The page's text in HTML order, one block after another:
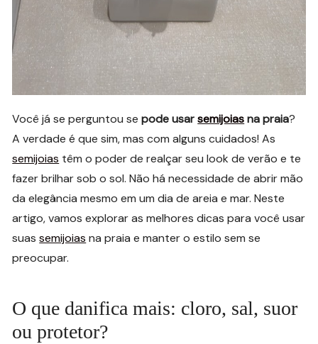
Você já se perguntou sepode usarsemijoiasna praia?
A verdade é que sim, mas com alguns cuidados! As
semijoias têm o poder de realçar seu look de verão e te
fazer brilhar sob o sol. Não há necessidade de abrir mão
da elegância mesmo em um dia de areia e mar. Neste
artigo, vamos explorar as melhores dicas para você usar
suassemijoias na praia e manter o estilo sem se
preocupar.
O que danifica mais: cloro, sal, suor
ou protetor?